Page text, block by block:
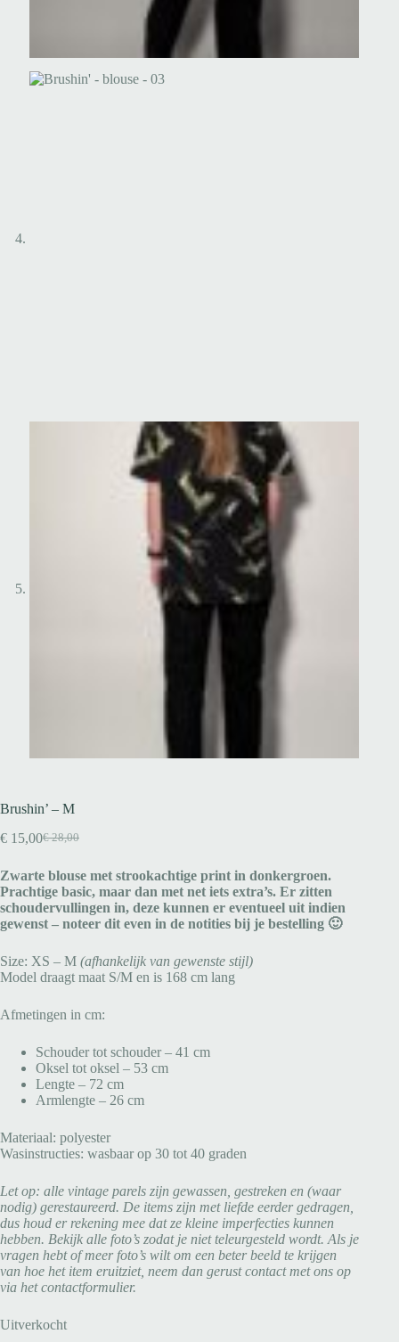
Brushin’ – M
€28,00
€ 15,00
Zwarte blouse met strookachtige print in donkergroen.
Prachtige basic, maar dan met net iets extra’s. Er zitten
schoudervullingen in, deze kunnen er eventueel uit indien
gewenst – noteer dit even in de notities bij je bestelling 🙂
Size: XS – M (afhankelijk van gewenste stijl)
Model draagt maat S/M en is 168 cm lang
Afmetingen in cm:
Schouder tot schouder – 41 cm
Oksel tot oksel – 53 cm
Lengte – 72 cm
Armlengte – 26 cm
Materiaal: polyester
Wasinstructies: wasbaar op 30 tot 40 graden
Let op: alle vintage parels zijn gewassen, gestreken en (waar
nodig) gerestaureerd. De items zijn met liefde eerder gedragen,
dus houd er rekening mee dat ze kleine imperfecties kunnen
hebben. Bekijk alle foto’s zodat je niet teleurgesteld wordt. Als je
vragen hebt of meer foto’s wilt om een beter beeld te krijgen
van hoe het item eruitziet, neem dan gerust contact met ons op
via het contactformulier.
Uitverkocht